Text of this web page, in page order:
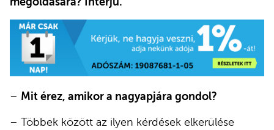
– Mit érez, amikor a nagyapjára gondol?
– Többek között az ilyen kérdések elkerülése